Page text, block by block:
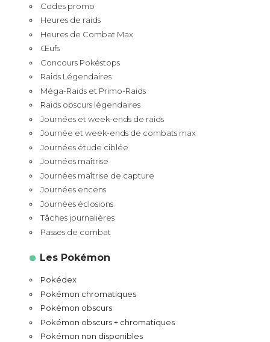
Codes promo
Heures de raids
Heures de Combat Max
Œufs
Concours Pokéstops
Raids Légendaires
Méga-Raids et Primo-Raids
Raids obscurs légendaires
Journées et week-ends de raids
Journée et week-ends de combats max
Journées étude ciblée
Journées maîtrise
Journées maîtrise de capture
Journées encens
Journées éclosions
Tâches journalières
Passes de combat
Les Pokémon
Pokédex
Pokémon chromatiques
Pokémon obscurs
Pokémon obscurs + chromatiques
Pokémon non disponibles